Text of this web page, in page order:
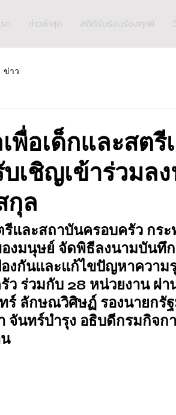
ก ข่าวล่าสุด สถิติรับร้องร้องทุกข์
ข่าว
อเด็กและสตรี
เชิญเข้าร่วมล
กุล
และสถาบันครอบครัว กระ
งมนุษย์ จัดพิธีลงนามบันทึ
งกันและแก้ไขปัญหาความ
ว ร่วมกับ 28 หน่วยงาน ผ่า
ร์ ลักษณวิศิษฏ์ รองนายกรั
จันทร์บำรุง อธิบดีกรมกิจก